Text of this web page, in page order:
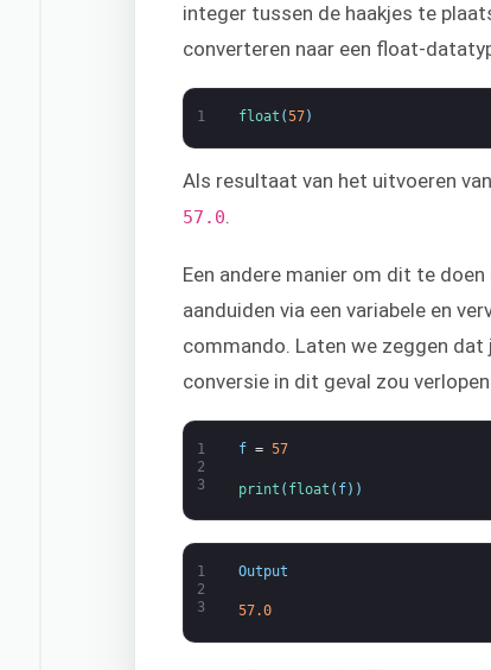
integer tussen de haakjes te
converteren naar een float-
1 float (57)
Als resultaat van het uitvoeren
57.0.
Een andere manier om dit te
aanduiden via een variabele en
commando. Laten we zeggen dat
conversie in dit geval zou
1
2
3
f = 57
print ( float ( f) )
1
2
3
Output
57.0